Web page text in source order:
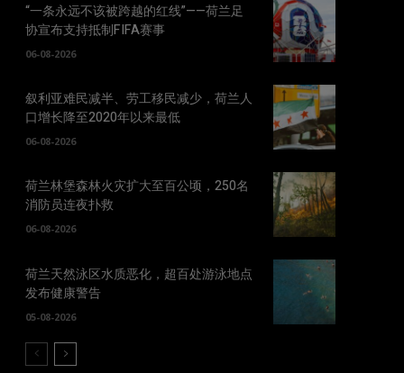
“一条永远不该被跨越的红线”——荷兰足
协宣布支持抵制FIFA赛事
06-08-2026
叙利亚难民减半、劳工移民减少，荷兰人
口增长降至2020年以来最低
06-08-2026
荷兰林堡森林火灾扩大至百公顷，250名
消防员连夜扑救
06-08-2026
荷兰天然泳区水质恶化，超百处游泳地点
发布健康警告
05-08-2026